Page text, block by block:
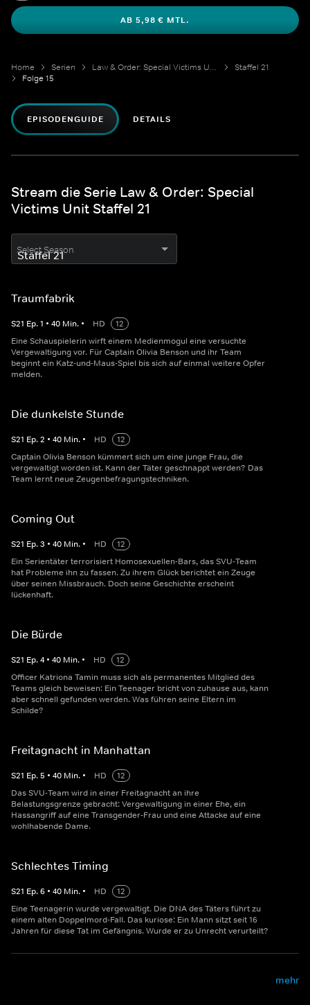
AB 5,98 € MTL.
Home Serien Law & Order: Special Victims Unit
Staffel 21
Folge 15
EPISODENGUIDE DETAILS
Stream die Serie Law & Order: Special
Victims Unit Staffel 21
Select Season
Traumfabrik
S21 Ep.1 • 40 Min. • HD
12
Eine Schauspielerin wirft einem Medienmogul eine versuchte
Vergewaltigung vor. Für Captain Olivia Benson und ihr Team
beginnt ein Katz-und-Maus-Spiel bis sich auf einmal weitere Opfer
melden.
Die dunkelste Stunde
S21 Ep.2 • 40 Min. • HD
12
Captain Olivia Benson kümmert sich um eine junge Frau, die
vergewaltigt worden ist. Kann der Täter geschnappt werden? Das
Team lernt neue Zeugenbefragungstechniken.
Coming Out
S21 Ep.3 • 40 Min. • HD
12
Ein Serientäter terrorisiert Homosexuellen-Bars, das SVU-Team
hat Probleme ihn zu fassen. Zu ihrem Glück berichtet ein Zeuge
über seinen Missbrauch. Doch seine Geschichte erscheint
lückenhaft.
Die Bürde
S21 Ep.4 • 40 Min. • HD
12
Officer Katriona Tamin muss sich als permanentes Mitglied des
Teams gleich beweisen: Ein Teenager bricht von zuhause aus, kann
aber schnell gefunden werden. Was führen seine Eltern im
Schilde?
Freitagnacht in Manhattan
S21 Ep.5 • 40 Min. • HD
12
Das SVU-Team wird in einer Freitagnacht an ihre
Belastungsgrenze gebracht: Vergewaltigung in einer Ehe, ein
Hassangriff auf eine Transgender-Frau und eine Attacke auf eine
wohlhabende Dame.
Schlechtes Timing
S21 Ep.6 • 40 Min. • HD
12
Eine Teenagerin wurde vergewaltigt. Die DNA des Täters führt zu
einem alten Doppelmord-Fall. Das kuriose: Ein Mann sitzt seit 16
Jahren für diese Tat im Gefängnis. Wurde er zu Unrecht verurteilt?
mehr